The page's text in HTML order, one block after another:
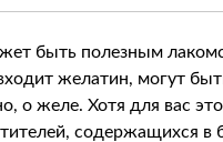
быть полезным
желатин, могут
о желе. Хотя для вас
содержащихся